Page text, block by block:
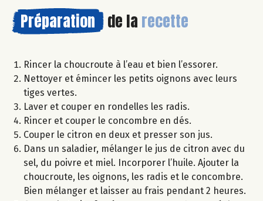
Préparation de la recette
Rincer la choucroute à l’eau et bien l’essorer.
Nettoyer et émincer les petits oignons avec leurs
tiges vertes.
Laver et couper en rondelles les radis.
Rincer et couper le concombre en dés.
Couper le citron en deux et presser son jus.
Dans un saladier, mélanger le jus de citron avec du
sel, du poivre et miel. Incorporer l’huile. Ajouter la
choucroute, les oignons, les radis et le concombre.
Bien mélanger et laisser au frais pendant 2 heures.